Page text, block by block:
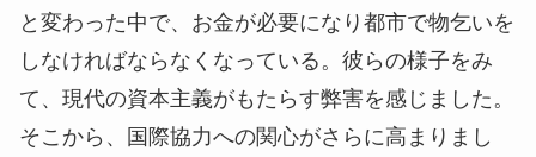
と変わった中で、お金が必要になり都市で物乞いを
しなければならなくなっている。彼らの様子をみ
て、現代の資本主義がもたらす弊害を感じました。
そこから、国際協力への関心がさらに高まりまし